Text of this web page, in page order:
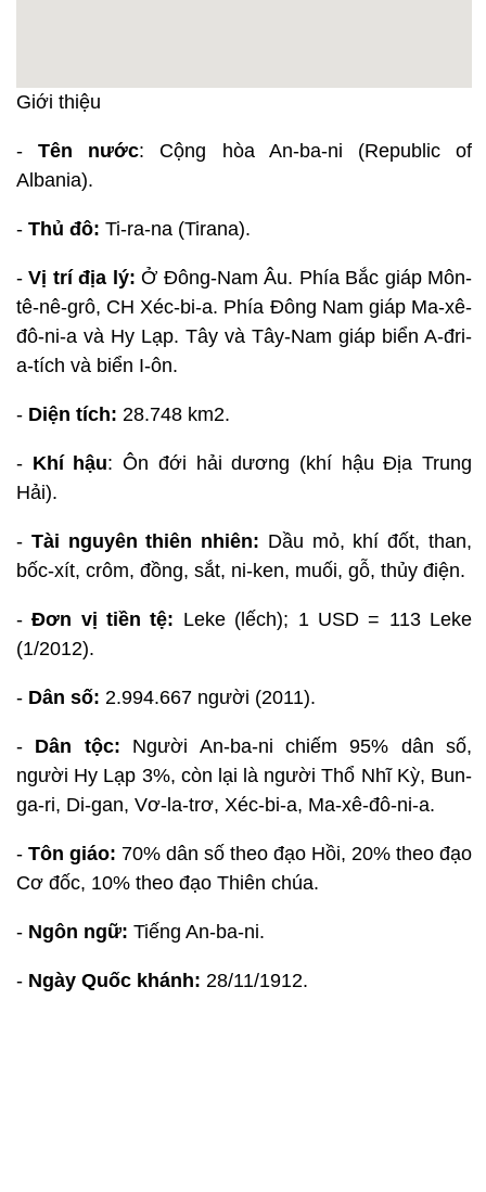
Giới thiệu
-Tên nước: Cộng hòa An-ba-ni (Republic of
Albania).
- Thủ đô: Ti-ra-na (Tirana).
-Vị trí địa lý: Ở Đông-Nam Âu. Phía Bắc giáp Môn-
tê-nê-grô, CH Xéc-bi-a. Phía Đông Nam giáp Ma-xê-
đô-ni-a và Hy Lạp. Tây và Tây-Nam giáp biển A-đri-
a-tích và biển I-ôn.
- Diện tích: 28.748 km2.
- Khí hậu: Ôn đới hải dương (khí hậu Địa Trung
Hải).
- Tài nguyên thiên nhiên: Dầu mỏ, khí đốt, than,
bốc-xít, crôm, đồng, sắt, ni-ken, muối, gỗ, thủy điện.
-Đơn vị tiền tệ: Leke (lếch); 1 USD = 113 Leke
(1/2012).
- Dân số: 2.994.667 người (2011).
- Dân tộc: Người An-ba-ni chiếm 95% dân số,
người Hy Lạp 3%, còn lại là người Thổ Nhĩ Kỳ, Bun-
ga-ri, Di-gan, Vơ-la-trơ, Xéc-bi-a, Ma-xê-đô-ni-a.
- Tôn giáo: 70% dân số theo đạo Hồi, 20% theo đạo
Cơ đốc, 10% theo đạo Thiên chúa.
- Ngôn ngữ: Tiếng An-ba-ni.
- Ngày Quốc khánh: 28/11/1912.